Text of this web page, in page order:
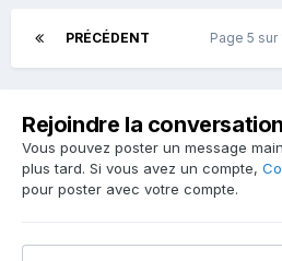
PRÉCÉDENT Page 5 sur
Rejoindre la conversation
Vous pouvez poster un message
plus tard. Si vous avez un compte,
pour poster avec votre compte.